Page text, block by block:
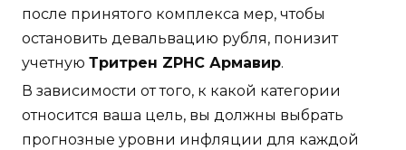
после принятого комплекса мер, чтобы
остановить девальвацию рубля, понизит
учетную Тритрен ZPHC Армавир.
В зависимости от того, к какой категории
относится ваша цель, вы должны выбрать
прогнозные уровни инфляции для каждой